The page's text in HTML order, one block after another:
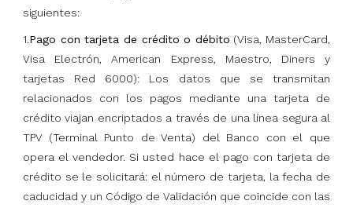
siguientes:
1.Pago con tarjeta de crédito o débito (Visa, MasterCard,
Visa Electrón, American Express, Maestro, Diners y
tarjetas Red 6000): Los datos que se transmitan
relacionados con los pagos mediante una tarjeta de
crédito viajan encriptados a través de una línea segura al
TPV (Terminal Punto de Venta) del Banco con el que
opera el vendedor. Si usted hace el pago con tarjeta de
crédito se le solicitará: el número de tarjeta, la fecha de
caducidad y un Código de Validación que coincide con las